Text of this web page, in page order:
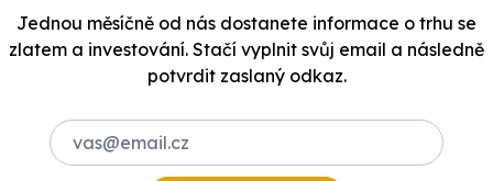
Jednou měsíčně od nás dostanete informace o trhu se
zlatem a investování. Stačí vyplnit svůj email a následně
potvrdit zaslaný odkaz.